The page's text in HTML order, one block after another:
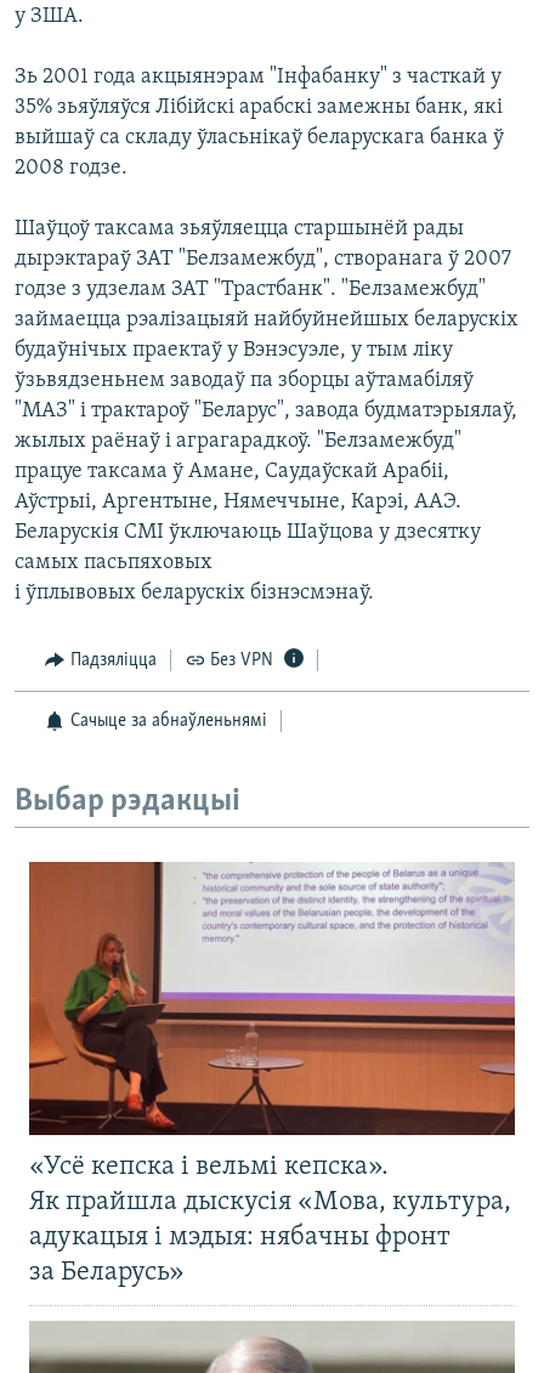
у ЗША.
Зь 2001 года акцыянэрам "Інфабанку" з часткай у
35% зьяўляўся Лібійскі арабскі замежны банк, які
выйшаў са складу ўласьнікаў беларускага банка ў
2008 годзе.
Шаўцоў таксама зьяўляецца старшынёй рады
дырэктараў ЗАТ "Белзамежбуд", створанага ў 2007
годзе з удзелам ЗАТ "Трастбанк". "Белзамежбуд"
займаецца рэалізацыяй найбуйнейшых беларускіх
будаўнічых праектаў у Вэнэсуэле, у тым ліку
ўзьвядзеньнем заводаў па зборцы аўтамабіляў
"МАЗ" і трактароў "Беларус", завода будматэрыялаў,
жылых раёнаў і аграгарадкоў. "Белзамежбуд"
працуе таксама ў Амане, Саудаўскай Арабіі,
Аўстрыі, Аргентыне, Нямеччыне, Карэі, ААЭ.
Беларускія СМІ ўключаюць Шаўцова у дзесятку
самых пасьпяховых
і ўплывовых беларускіх бізнэсмэнаў.
Падзяліцца Без VPN
Сачыце за абнаўленьнямі
Выбар рэдакцыі
«Усё кепска і вельмі кепска».
Як прайшла дыскусія «Мова, культура,
адукацыя і мэдыя: нябачны фронт
за Беларусь»